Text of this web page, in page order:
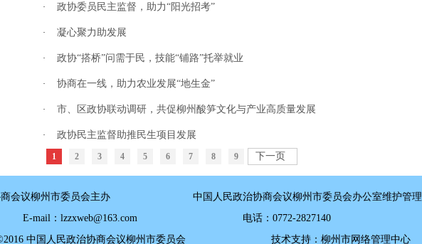
· 政协委员民主监督，助力“阳光招考”
· 凝心聚力助发展
· 政协“搭桥”问需于民，技能“铺路”托举就业
· 协商在一线，助力农业发展“地生金”
· 市、区政协联动调研，共促柳州酸笋文化与产业高质量发展
· 政协民主监督助推民生项目发展
1 2 3 4 5 6 7 8 9 下一页
商会议柳州市委员会主办 中国人民政治协商会议柳州市委员会办公室维护管理
E-mail：lzzxweb@163.com 电话：0772-2827140
©2016 中国人民政治协商会议柳州市委员会 技术支持：柳州市网络管理中心